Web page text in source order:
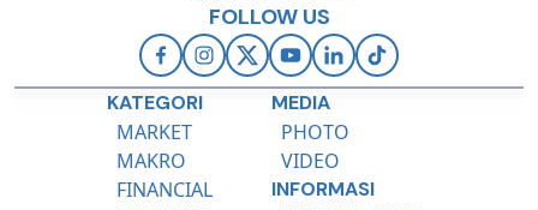
FOLLOW US
KATEGORI
MARKET
MAKRO
FINANCIAL
MEDIA
PHOTO
VIDEO
INFORMASI